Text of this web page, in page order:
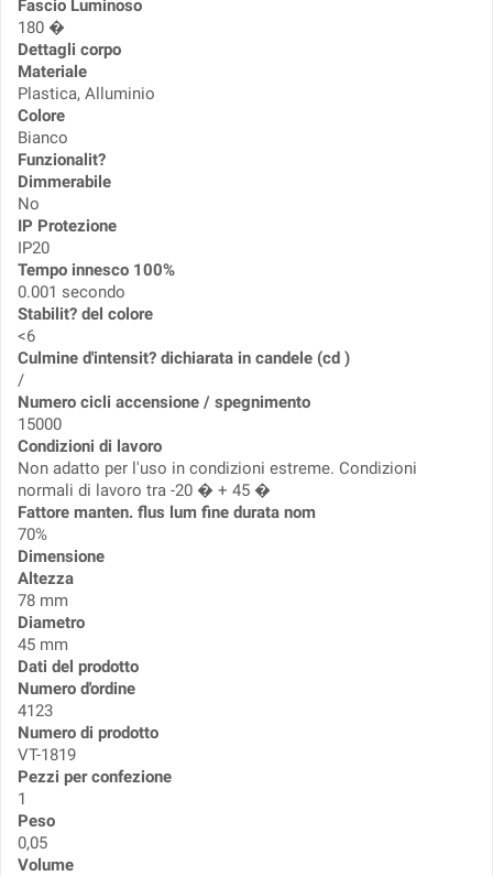
Fascio Luminoso
180 �
Dettagli corpo
Materiale
Plastica, Alluminio
Colore
Bianco
Funzionalit?
Dimmerabile
No
IP Protezione
IP20
Tempo innesco 100%
0.001 secondo
Stabilit? del colore
<6
Culmine d'intensit? dichiarata in candele (cd )
/
Numero cicli accensione / spegnimento
15000
Condizioni di lavoro
Non adatto per l'uso in condizioni estreme. Condizioni
normali di lavoro tra -20 � + 45 �
Fattore manten. flus lum fine durata nom
70%
Dimensione
Altezza
78 mm
Diametro
45 mm
Dati del prodotto
Numero d'ordine
4123
Numero di prodotto
VT-1819
Pezzi per confezione
1
Peso
0,05
Volume